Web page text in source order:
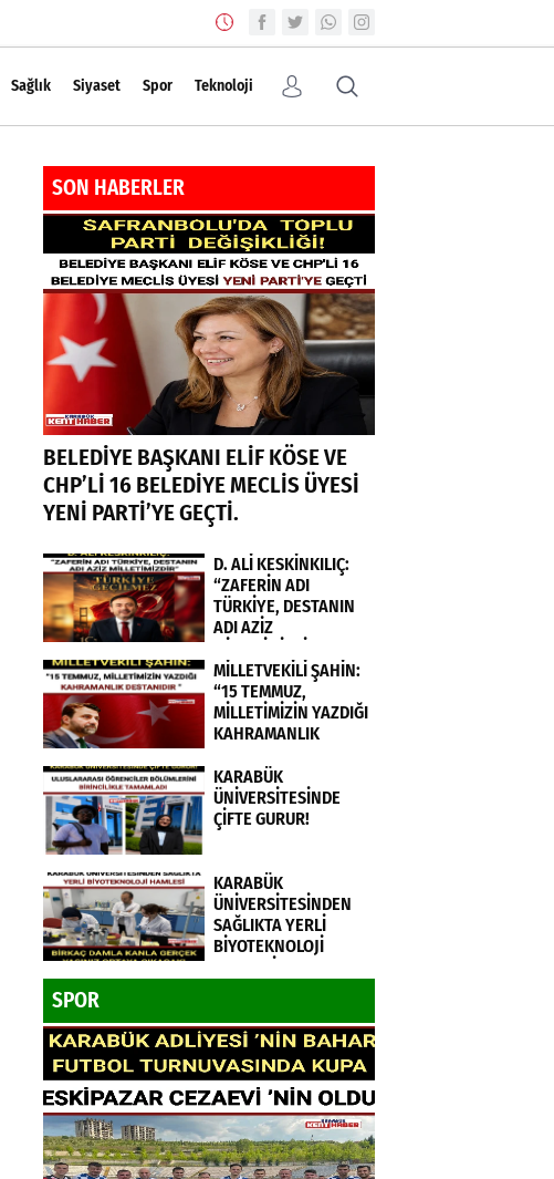
Sağlık Siyaset Spor Teknoloji
SON HABERLER
BELEDİYE BAŞKANI ELİF KÖSE VE
CHP’Lİ 16 BELEDİYE MECLİS ÜYESİ
YENİ PARTİ’YE GEÇTİ.
D. ALİ KESKİNKILIÇ:
“ZAFERİN ADI
TÜRKİYE, DESTANIN
ADI AZİZ
MİLLETVEKİLİ ŞAHİN:
“15 TEMMUZ,
MİLLETİMİZİN YAZDIĞI
KAHRAMANLIK
KARABÜK
ÜNİVERSİTESİNDE
ÇİFTE GURUR!
KARABÜK
ÜNİVERSİTESİNDEN
SAĞLIKTA YERLİ
BİYOTEKNOLOJİ
SPOR